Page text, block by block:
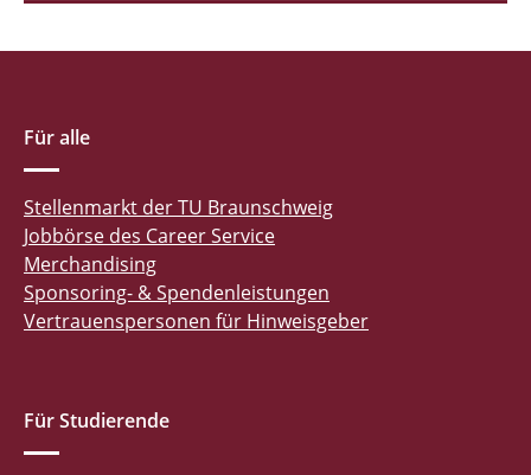
Für alle
Stellenmarkt der TU Braunschweig
Jobbörse des Career Service
Merchandising
Sponsoring- & Spendenleistungen
Vertrauenspersonen für Hinweisgeber
Für Studierende